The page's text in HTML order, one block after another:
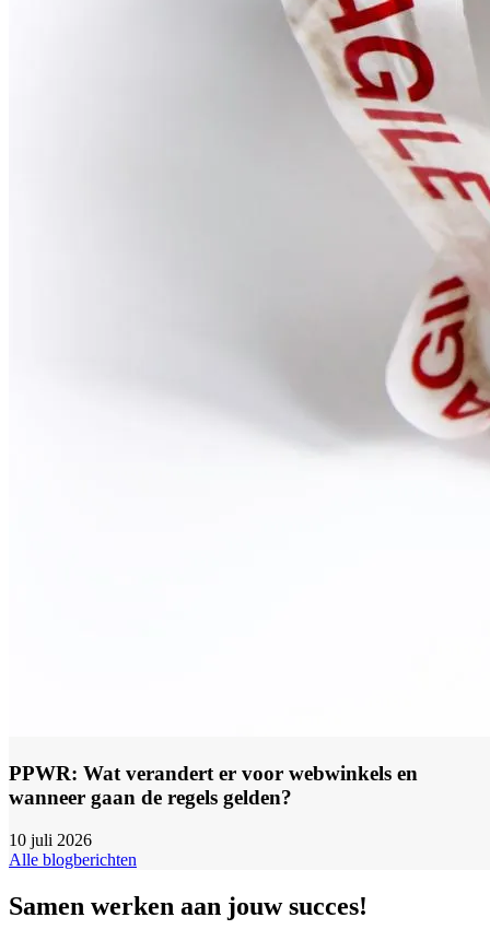
PPWR: Wat verandert er voor webwinkels en
wanneer gaan de regels gelden?
10 juli 2026
Alle blogberichten
Samen werken aan jouw succes!